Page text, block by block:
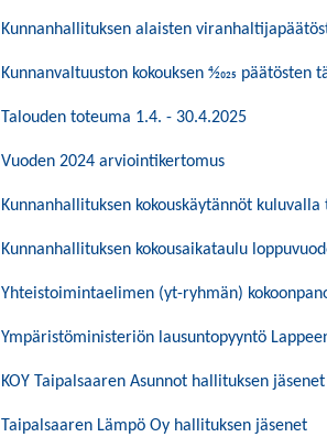
Kunnanhallituksen alaisten
Kunnanvaltuuston kokouksen 4⁄2025
Talouden toteuma 1.4. - 30.4.2025
Vuoden 2024 arviointikertomus
Kunnanhallituksen kokouskäytännöt
Kunnanhallituksen kokousaikataulu
Yhteistoimintaelimen (yt-ryhmän)
Ympäristöministeriön lausuntopyyntö
KOY Taipalsaaren Asunnot hallituksen jäsenet
Taipalsaaren Lämpö Oy hallituksen jäsenet